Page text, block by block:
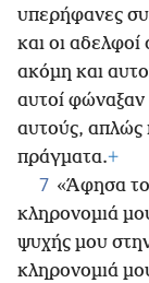
υπερήφανες
και οι
ακόμη και
αυτοί φώναξαν
αυτούς, απλώς
πράγματα.+
7 «Άφησα το
κληρονομιά
ψυχής μου
κληρονομιά